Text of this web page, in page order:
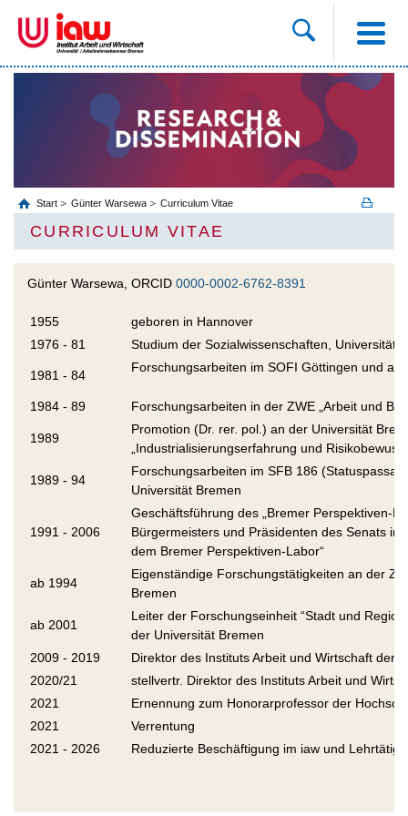
Start Günter Warsewa Curriculum Vitae
CURRICULUM VITAE
Günter Warsewa, ORCID 0000-0002-6762-8391
1955
geboren in Hannover
1976 - 81
Studium der Sozialwissenschaften, Universität
1981 - 84
Forschungsarbeiten im SOFI Göttingen und an
1984 - 89 Forschungsarbeiten in der ZWE „Arbeit und
1989
Promotion (Dr. rer. pol.) an der Universität
„Industrialisierungserfahrung und
1989 - 94
Forschungsarbeiten im SFB 186
Universität Bremen
1991 - 2006
Geschäftsführung des „Bremer Perspektiven-
Bürgermeisters und Präsidenten des Senats in
dem Bremer Perspektiven-Labor“
ab 1994
Eigenständige Forschungstätigkeiten an der
Bremen
ab 2001
Leiter der Forschungseinheit “Stadt und
der Universität Bremen
2009 - 2019
Direktor des Instituts Arbeit und Wirtschaft der
2020/21
stellvertr. Direktor des Instituts Arbeit und
2021
Ernennung zum Honorarprofessor der
2021
Verrentung
2021 - 2026
Reduzierte Beschäftigung im iaw und